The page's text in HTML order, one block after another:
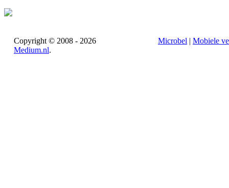
Copyright © 2008 - 2026
Medium.nl.
Microbel | Mobiele